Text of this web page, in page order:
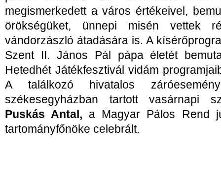
megismerkedett a város értékeivel,
örökségüket, ünnepi misén
vándorzászló átadására is. A
Szent II. János Pál pápa életét
Hetedhét Játékfesztivál vidám
A találkozó hivatalos
székesegyházban tartott vasárnapi
Puskás Antal, a Magyar Pálos Rend
tartományfőnöke celebrált.